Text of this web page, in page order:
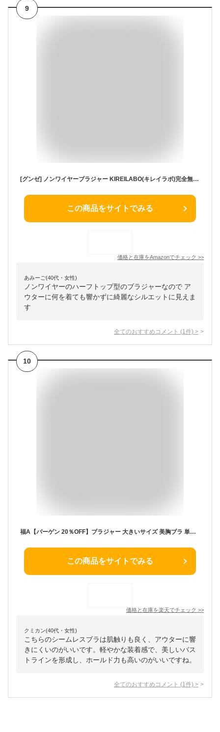
9
[グンゼ] ノンワイヤーブラジャー KIREILABO(キレイラボ)完全無縫製・綿混 ハーフトップ レディース 3.Newベージュ L
この商品をサイトでみる
価格と在庫をAmazonでチェック >>
あみーご(40代・女性)
ノンワイヤーのハーフトップ型のブラジャーなので ア
ウターに何を着ても響かずに綺麗なシルエットに見えま
す
全てのおすすめコメント (1 件) >
10
福A【バーゲン 20％OFF】ブラジャー 大きいサイズ 美胸ブラ 単品ブラジャー (FGHカップ)(下着 レディース ブラ シームレス ひびきにくい 女性 シームレスブラ Tシャツブラ 脇肉 脇高ブラ 縫い目なし 黒 Gカップ Hカップ F80 F65 ベージュ Fカップ)
この商品をサイトでみる
価格と在庫を楽天でチェック >>
クミカン(40代・女性)
こちらのシームレスブラは肌触りも良く、アウターに響
きにくいのがいいです。軽やかな装着感で、美しいバス
トラインを形成し、ホールド力も高いのがいいですね。
全てのおすすめコメント (1 件) >